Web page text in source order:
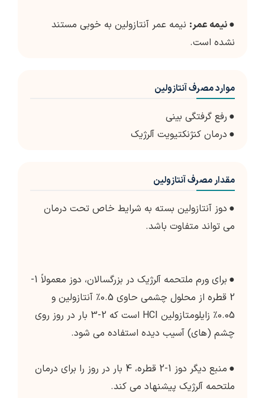
●نیمه عمر: نیمه عمر آنتازولین به خوبی مستند
نشده است.
موارد مصرف آنتازولین
● رفع گرفتگی بینی
● درمان کنژنکتیویت آلرژیک
مقدار مصرف آنتازولین
● دوز آنتازولین بسته به شرایط خاص تحت درمان
می تواند متفاوت باشد.
●
برای ورم ملتحمه آلرژیک در بزرگسالان، دوز معمولاً 1-
2 قطره از محلول چشمی حاوی 0.5٪ آنتازولین و
0.05٪ زایلومتازولین HCI است که 2-3 بار در روز روی
چشم (های) آسیب دیده استفاده می شود.
●
منبع دیگر دوز 1-2 قطره، 4 بار در روز را برای درمان
ملتحمه آلرژیک پیشنهاد می کند.